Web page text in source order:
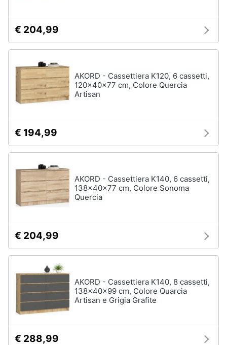
€ 204,99
AKORD - Cassettiera K120, 6 cassetti,
120x40x77 cm, Colore Quercia
Artisan
€ 194,99
AKORD - Cassettiera K140, 6 cassetti,
138x40x77 cm, Colore Sonoma
Quercia
€ 204,99
AKORD - Cassettiera K140, 8 cassetti,
138x40x99 cm, Colore Quarcia
Artisan e Grigia Grafite
€ 288,99